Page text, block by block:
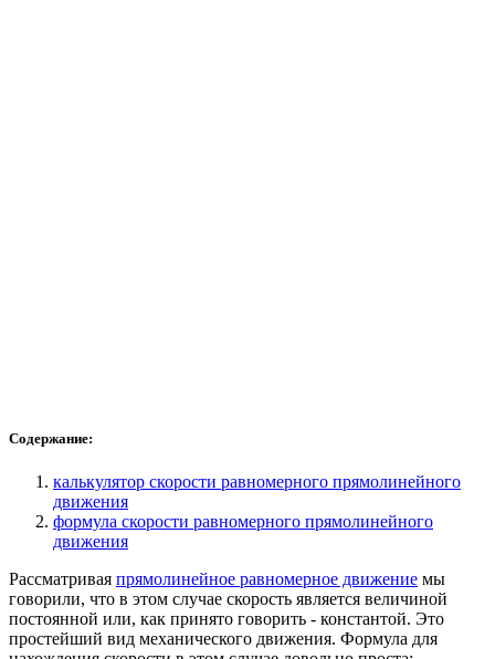
Содержание:
калькулятор скорости равномерного прямолинейного
движения
формула скорости равномерного прямолинейного
движения
Рассматривая прямолинейное равномерное движение мы
говорили, что в этом случае скорость является величиной
постоянной или, как принято говорить - константой. Это
простейший вид механического движения. Формула для